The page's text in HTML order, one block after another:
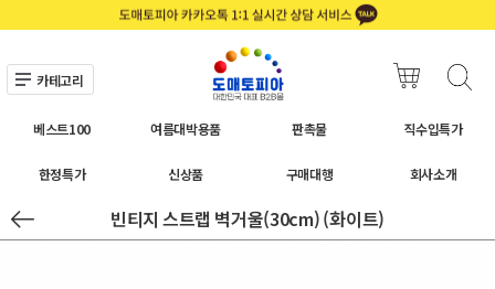
카테고리
베스트100 여름대박용품 판촉물 직수입특가
한정특가 신상품 구매대행 회사소개
빈티지 스트랩 벽거울(30cm) (화이트)